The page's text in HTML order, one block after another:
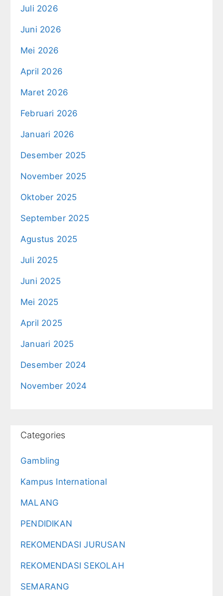
Juli 2026
Juni 2026
Mei 2026
April 2026
Maret 2026
Februari 2026
Januari 2026
Desember 2025
November 2025
Oktober 2025
September 2025
Agustus 2025
Juli 2025
Juni 2025
Mei 2025
April 2025
Januari 2025
Desember 2024
November 2024
Categories
Gambling
Kampus International
MALANG
PENDIDIKAN
REKOMENDASI JURUSAN
REKOMENDASI SEKOLAH
SEMARANG